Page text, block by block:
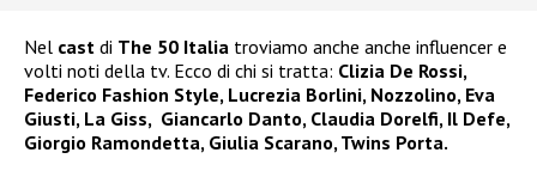
Nel cast di The 50 Italia troviamo anche anche influencer e
volti noti della tv. Ecco di chi si tratta: Clizia De Rossi,
Federico Fashion Style, Lucrezia Borlini, Nozzolino, Eva
Giusti, La Giss, Giancarlo Danto, Claudia Dorelfi, Il Defe,
Giorgio Ramondetta, Giulia Scarano, Twins Porta.